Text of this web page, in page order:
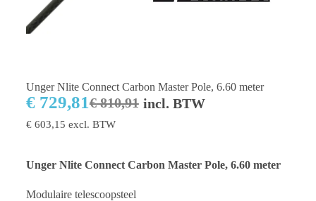
Unger Nlite Connect Carbon Master Pole, 6.60 meter
€810,91
€729,81 incl. BTW
€603,15 excl. BTW
Unger Nlite Connect Carbon Master Pole, 6.60 meter
Modulaire telescoopsteel